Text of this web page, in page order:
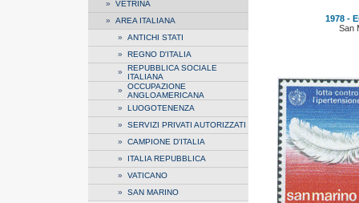
» VETRINA
» AREA ITALIANA
» ANTICHI STATI
» REGNO D'ITALIA
» REPUBBLICA SOCIALE
ITALIANA
» OCCUPAZIONE
ANGLOAMERICANA
» LUOGOTENENZA
» SERVIZI PRIVATI AUTORIZZATI
» CAMPIONE D'ITALIA
» ITALIA REPUBBLICA
» VATICANO
» SAN MARINO
1978 -
San